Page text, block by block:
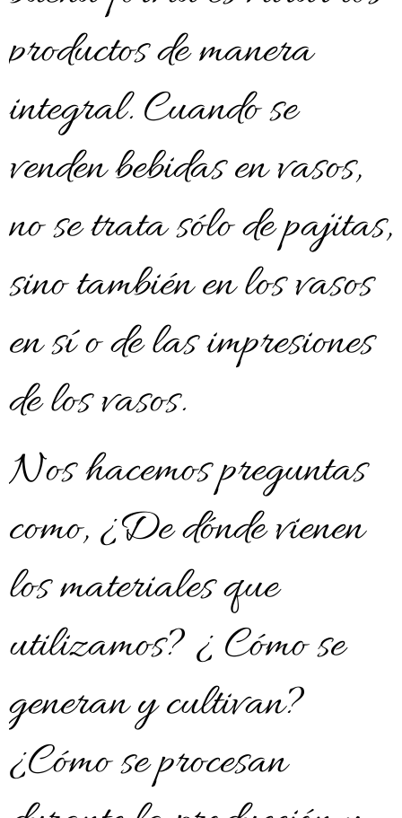
productos de manera
integral. Cuando se
venden bebidas en vasos,
no se trata sólo de pajitas,
sino también en los vasos
en sí o de las impresiones
de los vasos.
Nos hacemos preguntas
como, ¿De dónde vienen
los materiales que
utilizamos? ¿ Cómo se
generan y cultivan?
¿Cómo se procesan